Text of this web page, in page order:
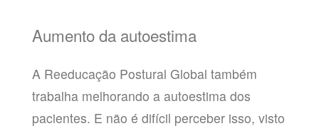
Aumento da autoestima
A Reeducação Postural Global também
trabalha melhorando a autoestima dos
pacientes. E não é difícil perceber isso, visto